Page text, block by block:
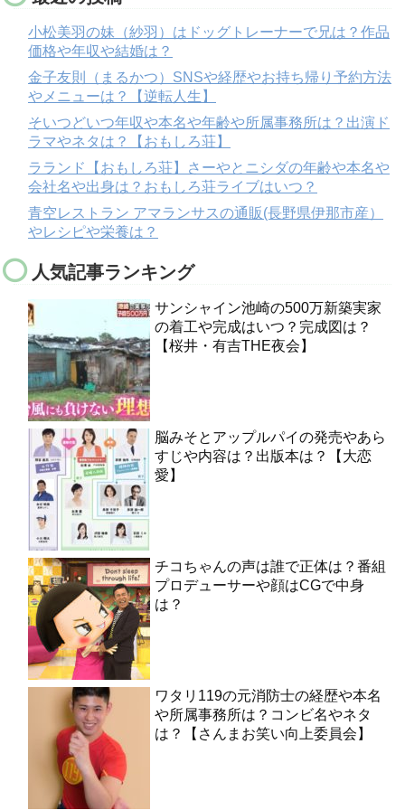
小松美羽の妹（紗羽）はドッグトレーナーで兄は？作品
価格や年収や結婚は？
金子友則（まるかつ）SNSや経歴やお持ち帰り予約方法
やメニューは？【逆転人生】
そいつどいつ年収や本名や年齢や所属事務所は？出演ド
ラマやネタは？【おもしろ荘】
ラランド【おもしろ荘】さーやとニシダの年齢や本名や
会社名や出身は？おもしろ荘ライブはいつ？
青空レストラン アマランサスの通販(長野県伊那市産）
やレシピや栄養は？
人気記事ランキング
サンシャイン池崎の500万新築実家
の着工や完成はいつ？完成図は？
【桜井・有吉THE夜会】
脳みそとアップルパイの発売やあら
すじや内容は？出版本は？【大恋
愛】
チコちゃんの声は誰で正体は？番組
プロデューサーや顔はCGで中身
は？
ワタリ119の元消防士の経歴や本名
や所属事務所は？コンビ名やネタ
は？【さんまお笑い向上委員会】